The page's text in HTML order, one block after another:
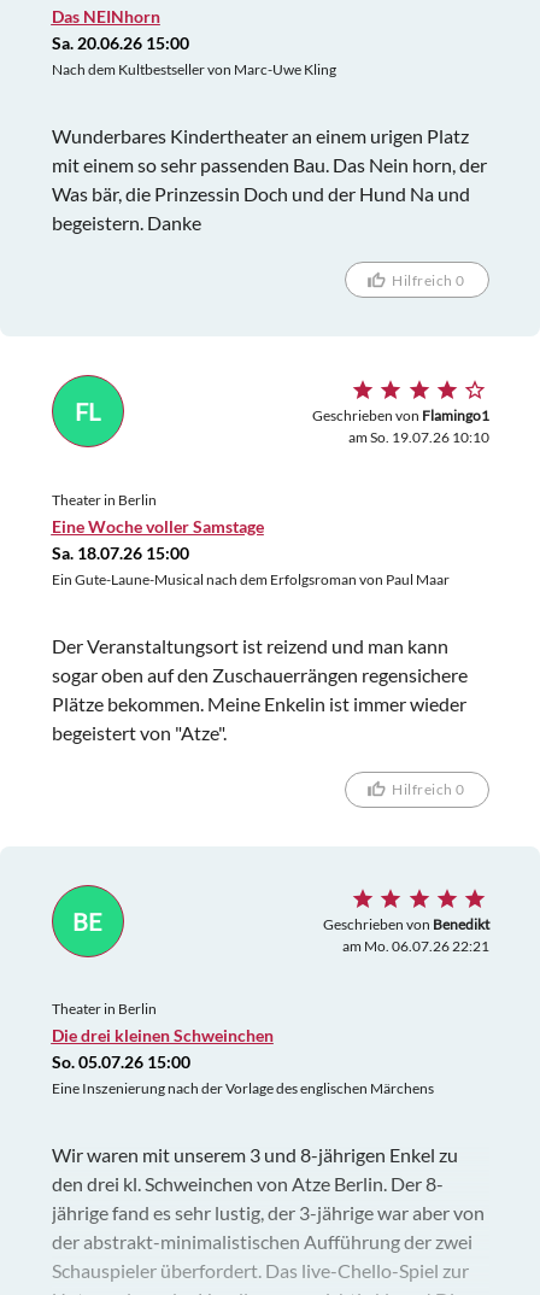
Das NEINhorn
Sa. 20.06.26 15:00
Nach dem Kultbestseller von Marc-Uwe Kling
Wunderbares Kindertheater an einem urigen Platz
mit einem so sehr passenden Bau. Das Nein horn, der
Was bär, die Prinzessin Doch und der Hund Na und
begeistern. Danke
Hilfreich 0
FL Geschrieben von Flamingo1
am So. 19.07.26 10:10
Theater in Berlin
Eine Woche voller Samstage
Sa. 18.07.26 15:00
Ein Gute-Laune-Musical nach dem Erfolgsroman von Paul Maar
Der Veranstaltungsort ist reizend und man kann
sogar oben auf den Zuschauerrängen regensichere
Plätze bekommen. Meine Enkelin ist immer wieder
begeistert von "Atze".
Hilfreich 0
BE Geschrieben von Benedikt
am Mo. 06.07.26 22:21
Theater in Berlin
Die drei kleinen Schweinchen
So. 05.07.26 15:00
Eine Inszenierung nach der Vorlage des englischen Märchens
Wir waren mit unserem 3 und 8-jährigen Enkel zu
den drei kl. Schweinchen von Atze Berlin. Der 8-
jährige fand es sehr lustig, der 3-jährige war aber von
der abstrakt-minimalistischen Aufführung der zwei
Schauspieler überfordert. Das live-Chello-Spiel zur